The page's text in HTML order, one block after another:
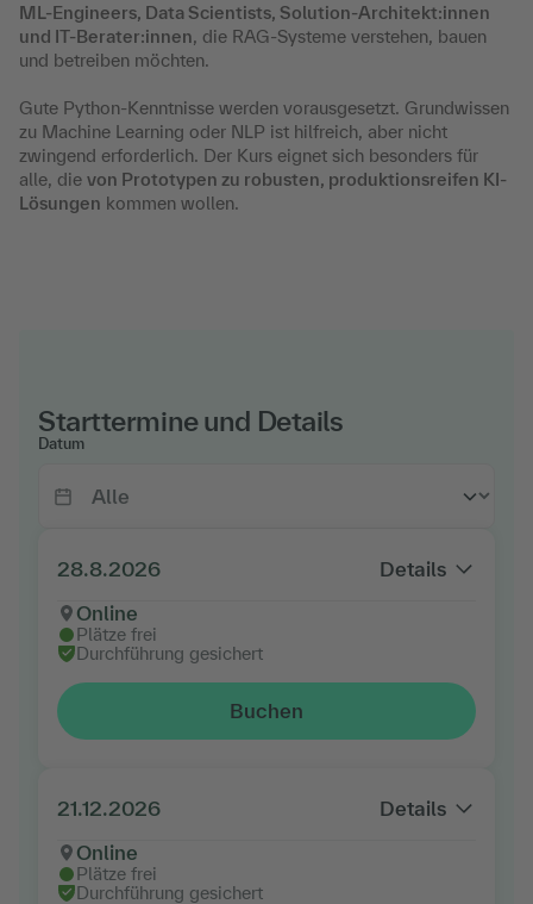
ML-Engineers, Data Scientists, Solution-Architekt:innen
und IT-Berater:innen, die RAG-Systeme verstehen, bauen
und betreiben möchten.
Gute Python-Kenntnisse werden vorausgesetzt. Grundwissen
zu Machine Learning oder NLP ist hilfreich, aber nicht
zwingend erforderlich. Der Kurs eignet sich besonders für
alle, die von Prototypen zu robusten, produktionsreifen KI-
Lösungen kommen wollen.
Starttermine und Details
Datum
28.8.2026
Details
Online
Plätze frei
Durchführung gesichert
Buchen
21.12.2026
Details
Online
Plätze frei
Durchführung gesichert